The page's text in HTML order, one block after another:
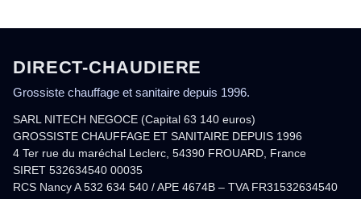
DIRECT-CHAUDIERE
Grossiste chauffage et sanitaire depuis 1996.
SARL NITECH NEGOCE (Capital 63 140 euros)
GROSSISTE CHAUFFAGE ET SANITAIRE DEPUIS 1996
4 Ter rue du maréchal Leclerc, 54390 FROUARD, France
SIRET 532634540 00035
RCS Nancy A 532 634 540 / APE 4674B – TVA FR31532634540